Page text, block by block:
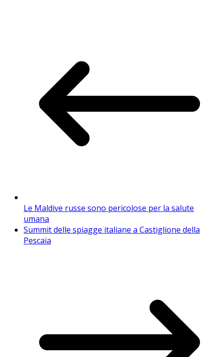
Le Maldive russe sono pericolose per la salute
umana
Summit delle spiagge italiane a Castiglione della
Pescaia